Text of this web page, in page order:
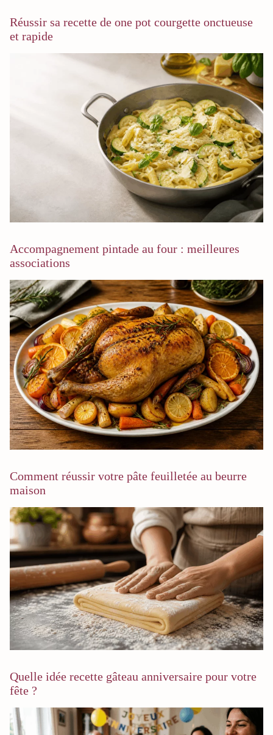
Réussir sa recette de one pot courgette onctueuse
et rapide
Accompagnement pintade au four : meilleures
associations
Comment réussir votre pâte feuilletée au beurre
maison
Quelle idée recette gâteau anniversaire pour votre
fête ?